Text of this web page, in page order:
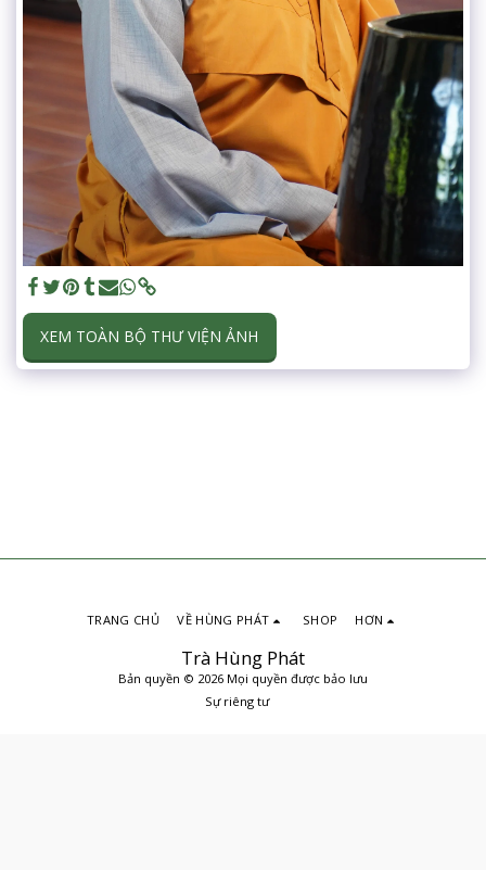
XEM TOÀN BỘ THƯ VIỆN ẢNH
Trà Hùng Phát
Bản quyền © 2026 Mọi quyền được bảo lưu
Sự riêng tư
TRANG CHỦ VỀ HÙNG PHÁT SHOP HƠN